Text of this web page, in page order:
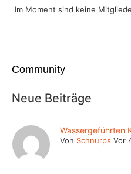
Im Moment sind keine
Community
Neue Beiträge
Wassergeführten
Von Schnurps Vor